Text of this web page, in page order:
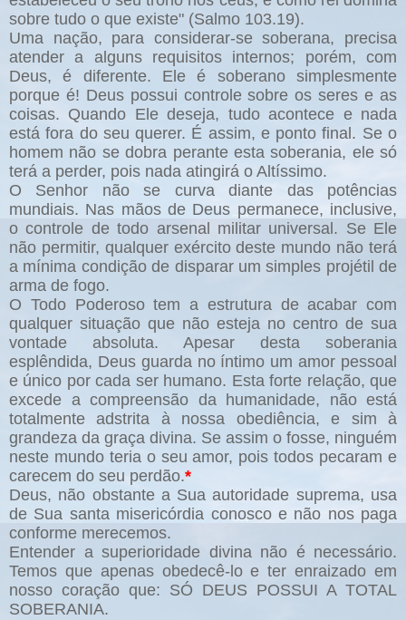
sobre tudo o que existe" (Salmo 103.19).
Uma nação, para considerar-se soberana, precisa
atender a alguns requisitos internos; porém, com
Deus, é diferente. Ele é soberano simplesmente
porque é! Deus possui controle sobre os seres e as
coisas. Quando Ele deseja, tudo acontece e nada
está fora do seu querer. É assim, e ponto final. Se o
homem não se dobra perante esta soberania, ele só
terá a perder, pois nada atingirá o Altíssimo.
O Senhor não se curva diante das potências
mundiais. Nas mãos de Deus permanece, inclusive,
o controle de todo arsenal militar universal. Se Ele
não permitir, qualquer exército deste mundo não terá
a mínima condição de disparar um simples projétil de
arma de fogo.
O Todo Poderoso tem a estrutura de acabar com
qualquer situação que não esteja no centro de sua
vontade absoluta. Apesar desta soberania
esplêndida, Deus guarda no íntimo um amor pessoal
e único por cada ser humano. Esta forte relação, que
excede a compreensão da humanidade, não está
totalmente adstrita à nossa obediência, e sim à
grandeza da graça divina. Se assim o fosse, ninguém
neste mundo teria o seu amor, pois todos pecaram e
carecem do seu perdão.*
Deus, não obstante a Sua autoridade suprema, usa
de Sua santa misericórdia conosco e não nos paga
conforme merecemos.
Entender a superioridade divina não é necessário.
Temos que apenas obedecê-lo e ter enraizado em
nosso coração que: SÓ DEUS POSSUI A TOTAL
SOBERANIA.